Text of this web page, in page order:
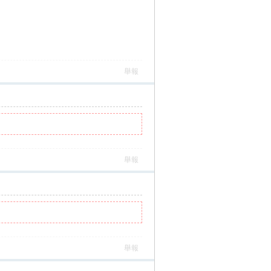
舉報
舉報
舉報